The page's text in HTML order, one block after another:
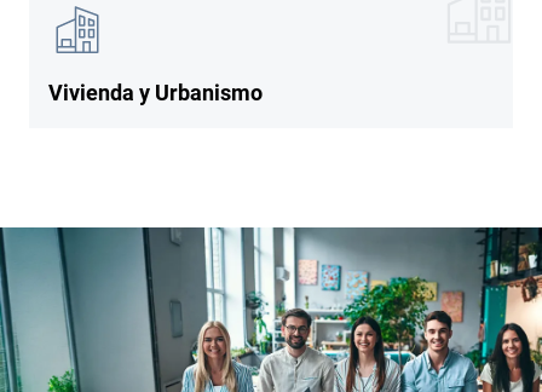
Imagen
Vivienda y Urbanismo